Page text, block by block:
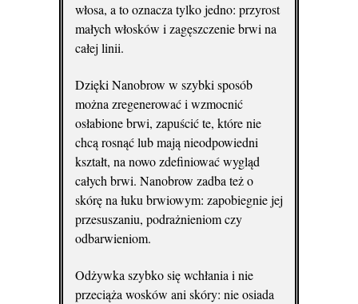
włosa, a to oznacza tylko jedno: przyrost
małych włosków i zagęszczenie brwi na
całej linii.
Dzięki Nanobrow w szybki sposób
można zregenerować i wzmocnić
osłabione brwi, zapuścić te, które nie
chcą rosnąć lub mają nieodpowiedni
kształt, na nowo zdefiniować wygląd
całych brwi. Nanobrow zadba też o
skórę na łuku brwiowym: zapobiegnie jej
przesuszaniu, podrażnieniom czy
odbarwieniom.
Odżywka szybko się wchłania i nie
przeciąża wosków ani skóry: nie osiada